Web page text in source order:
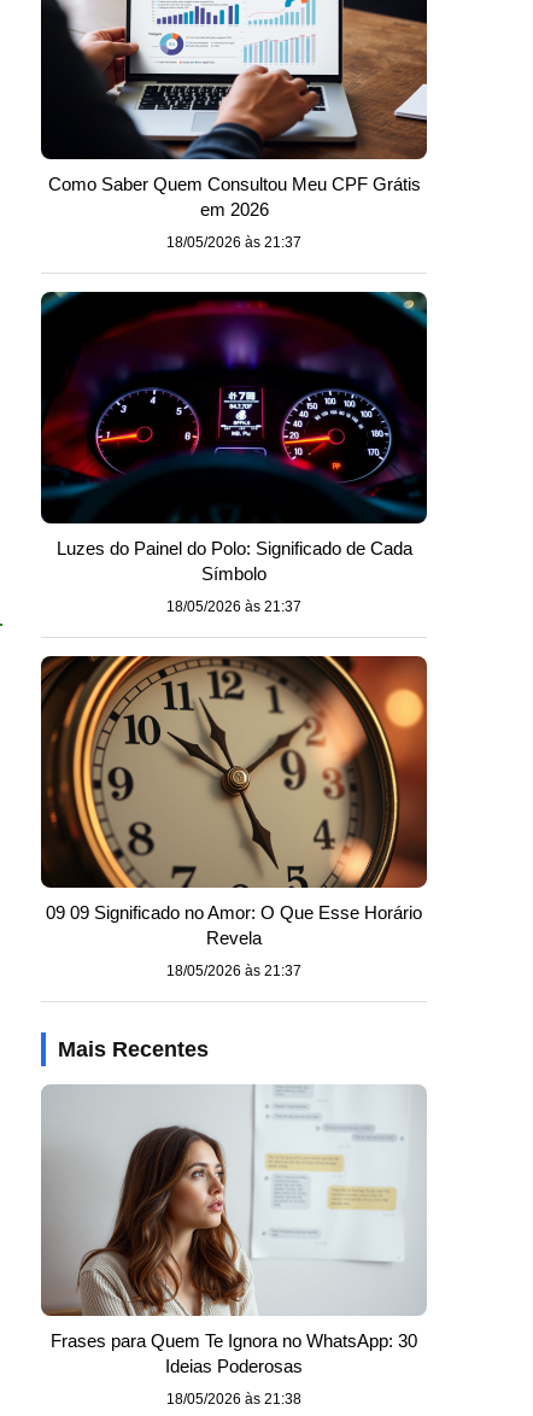
Como Saber Quem Consultou Meu CPF Grátis
em 2026
18/05/2026 às 21:37
Luzes do Painel do Polo: Significado de Cada
Símbolo
18/05/2026 às 21:37
09 09 Significado no Amor: O Que Esse Horário
Revela
18/05/2026 às 21:37
Mais Recentes
Frases para Quem Te Ignora no WhatsApp: 30
Ideias Poderosas
18/05/2026 às 21:38